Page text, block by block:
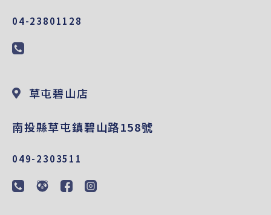
04-23801128
草屯碧山店
南投縣草屯鎮碧山路158號
049-2303511